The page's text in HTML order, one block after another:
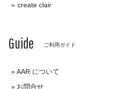
create clair
Guide ご利用ガイド
AAR について
お問合せ